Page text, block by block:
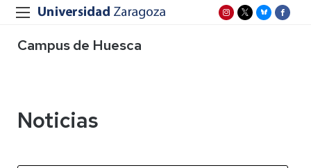
Campus de Huesca
Noticias